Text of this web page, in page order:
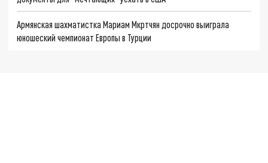
Армянская шахматистка Мариам Мкртчян досрочно выиграла
юношеский чемпионат Европы в Турции